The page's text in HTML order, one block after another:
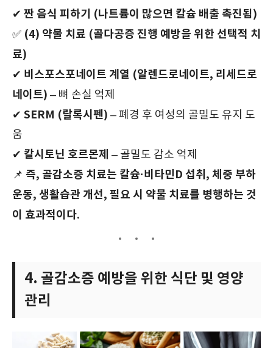
✔ 짠 음식 피하기 (나트륨이 많으면 칼슘 배출 촉진됨)
✅ (4) 약물 치료 (골다공증 진행 예방을 위한 선택적 치
료)
✔ 비스포스포네이트 계열 (알렌드로네이트, 리세드로
네이트) – 뼈 손실 억제
✔ SERM (랄록시펜) – 폐경 후 여성의 골밀도 유지 도
움
✔ 칼시토닌 호르몬제 – 골밀도 감소 억제
📌 즉, 골감소증 치료는 칼슘·비타민D 섭취, 체중 부하
운동, 생활습관 개선, 필요 시 약물 치료를 병행하는 것
이 효과적이다.
4. 골감소증 예방을 위한 식단 및 영양
관리